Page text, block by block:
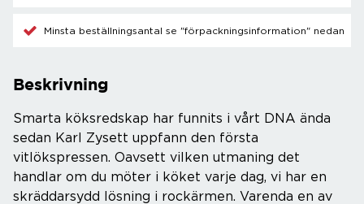
Minsta beställningsantal se "förpackningsinformation" nedan
Beskrivning
Smarta köksredskap har funnits i vårt DNA ända
sedan Karl Zysett uppfann den första
vitlökspressen. Oavsett vilken utmaning det
handlar om du möter i köket varje dag, vi har en
skräddarsydd lösning i rockärmen. Varenda en av